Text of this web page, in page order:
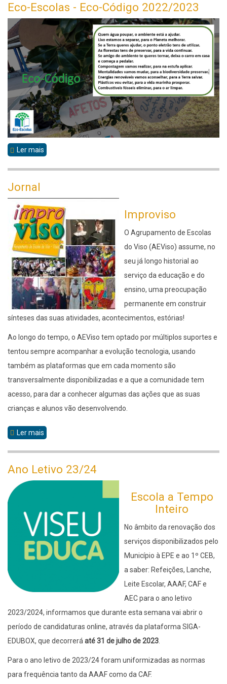
n.º
13534/2023
Eco-Escolas - Eco-Código 2022/2023
Ler mais
Eco-
Código
2022/2023
Jornal
Improviso
O Agrupamento de Escolas
do Viso (AEViso) assume, no
seu já longo historial ao
serviço da educação e do
ensino, uma preocupação
permanente em construir
sínteses das suas atividades, acontecimentos, estórias!
Ao longo do tempo, o AEViso tem optado por múltiplos suportes e
tentou sempre acompanhar a evolução tecnologia, usando
também as plataformas que em cada momento são
transversalmente disponibilizadas e a que a comunidade tem
acesso, para dar a conhecer algumas das ações que as suas
crianças e alunos vão desenvolvendo.
Ler mais
Ano Letivo 23/24
Escola a Tempo
Inteiro
No âmbito da renovação dos
serviços disponibilizados pelo
Município à EPE e ao 1º CEB,
a saber: Refeições, Lanche,
Leite Escolar, AAAF, CAF e
AEC para o ano letivo
2023/2024, informamos que durante esta semana vai abrir o
período de candidaturas online, através da plataforma SIGA-
EDUBOX, que decorrerá até 31 de julho de 2023
Para o ano letivo de 2023/24 foram uniformizadas as normas
para frequência tanto da AAAF como da CAF.